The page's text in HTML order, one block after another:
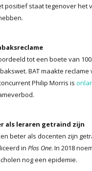
positief staat tegenover het
tot een boete van
BAT maakte reclame
Philip Morris is
als leraren getraind zijn
beter als docenten zijn
in Plos One. In 2018
nog een epidemie.